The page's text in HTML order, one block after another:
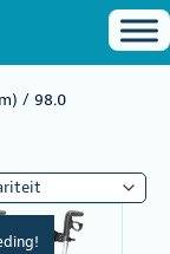
/ 98.0